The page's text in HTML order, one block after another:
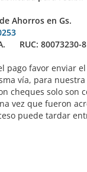
Ahorros en Gs.
RUC: 80073230-8
pago favor enviar
vía, para nuestra
cheques solo son
vez que fueron
puede tardar